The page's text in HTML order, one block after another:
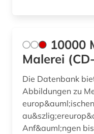
brief (2)
brunelleschi (1)
10000
Malerei
Die Datenbank
Abbildungen zu
Anf&auml;ngen